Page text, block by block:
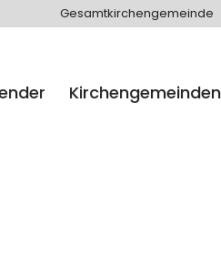
Gesamtkirchengemeinde
Kirchengemeinden